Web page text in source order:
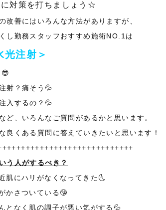
対策を打ちましょう☆
改善にはいろんな方法がありますが、
し勤務スタッフおすすめ施術NO.1は
光注射＞
射？痛そう💦
入するの？💦
ど、いろんなご質問があるかと思います。
良くある質問に答えていきたいと思います！
う人がするべき？
肌にハリがなくなってきた🌜
かさついている🤥
となく肌の調子が悪い気がする💦